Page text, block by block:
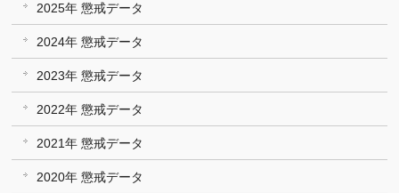
2025年 懲戒データ
2024年 懲戒データ
2023年 懲戒データ
2022年 懲戒データ
2021年 懲戒データ
2020年 懲戒データ